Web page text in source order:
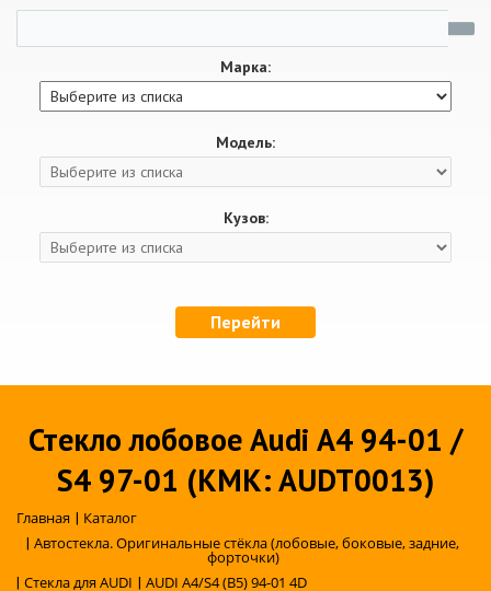
Марка:
Модель:
Кузов:
Перейти
Стекло лобовое Audi A4 94-01 /
S4 97-01 (KMK: AUDT0013)
Главная | Каталог
| Автостекла. Оригинальные стёкла (лобовые, боковые, задние,
форточки)
| Стекла для AUDI | AUDI A4/S4 (B5) 94-01 4D